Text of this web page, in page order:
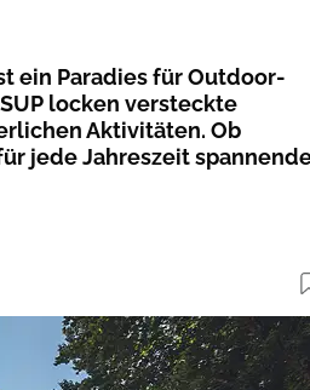
ein Paradies für Outdoor-
locken versteckte
Aktivitäten. Ob
jede Jahreszeit